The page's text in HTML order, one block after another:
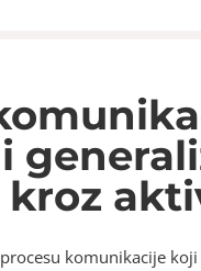
kroz
komunikacije